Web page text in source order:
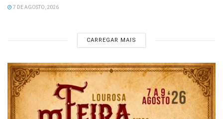
7 DE AGOSTO, 2026
CARREGAR MAIS